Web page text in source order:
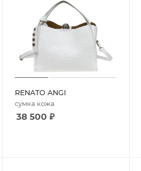
RENATO ANGI
сумка кожа
38 500 ₽